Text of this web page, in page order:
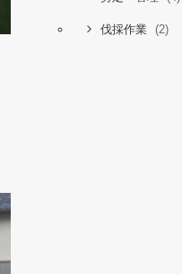
伐採作業 (2)